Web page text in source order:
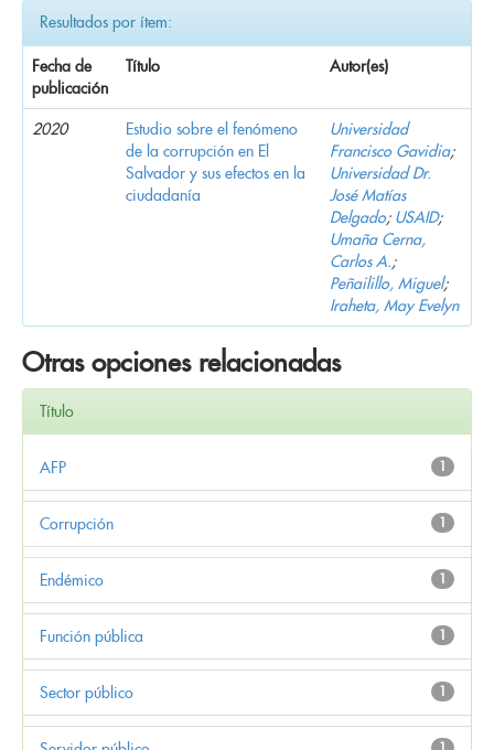
Resultados por ítem:
Fecha de
publicación
Título Autor(es)
2020
Estudio sobre el fenómeno
de la corrupción en El
Salvador y sus efectos en la
ciudadanía
Universidad
Francisco Gavidia;
Universidad Dr.
José Matías
Delgado; USAID;
Umaña Cerna,
Carlos A.;
Peñailillo, Miguel;
Iraheta, May Evelyn
Otras opciones relacionadas
Título
1
AFP
1
Corrupción
1
Endémico
1
Función pública
1
Sector público